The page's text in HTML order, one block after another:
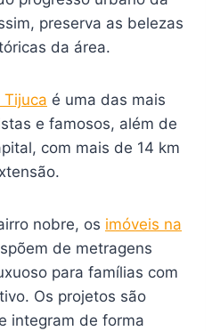
preserva as belezas
da área.
Tijuca é uma das mais
e famosos, além de
com mais de 14 km
nobre, os imóveis na
de metragens
para famílias com
Os projetos são
integram de forma